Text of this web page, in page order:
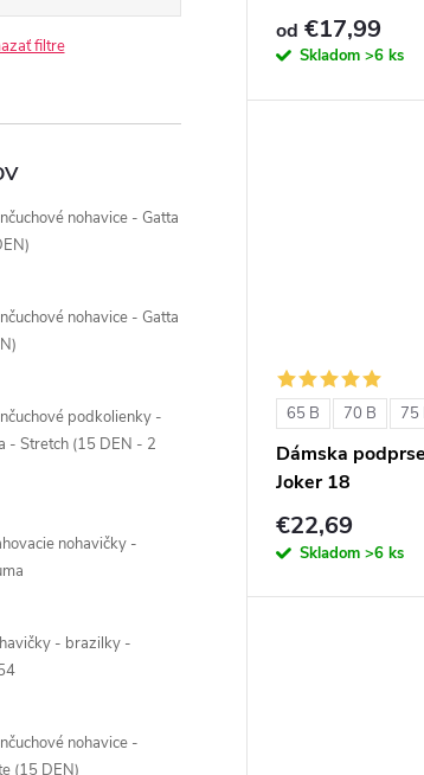
filtre
nohavice - Gatta
nohavice - Gatta
podkolienky -
- Stretch (15 DEN - 2
nohavičky -
- brazilky -
nohavice -
(15 DEN)
od €17,99
Skladom >6 ks
65 B 70 B 75
Dámska
Joker 18
€22,69
Skladom >6 ks